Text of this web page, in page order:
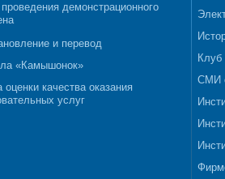
демонстрационного
и перевод
«Камышонок»
оценки качества оказания
услуг
Клуб
СМИ